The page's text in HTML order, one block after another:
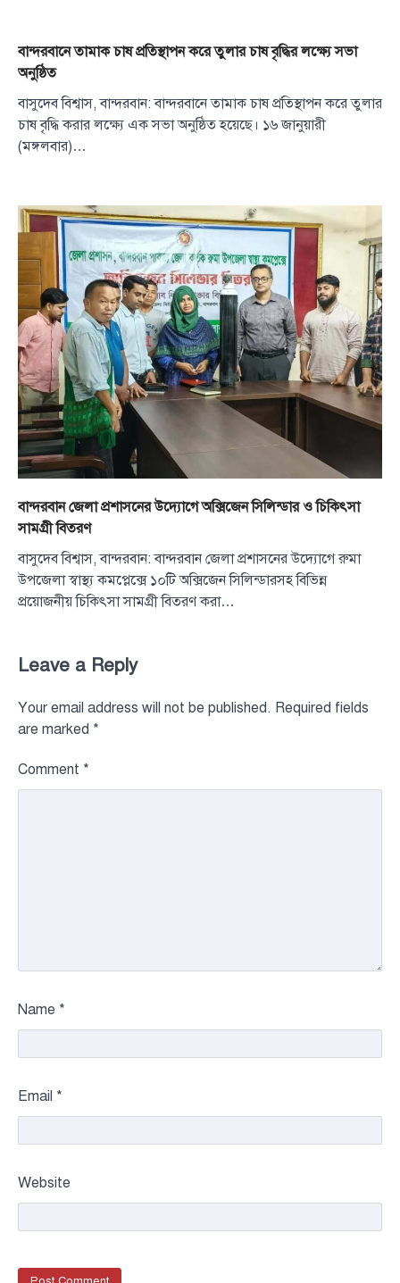
বান্দরবানে তামাক চাষ প্রতিস্থাপন করে তুলার চাষ বৃদ্ধির লক্ষ্যে সভা
অনুষ্ঠিত
বাসুদেব বিশ্বাস, বান্দরবান: বান্দরবানে তামাক চাষ প্রতিস্থাপন করে তুলার
চাষ বৃদ্ধি করার লক্ষ্যে এক সভা অনুষ্ঠিত হয়েছে। ১৬ জানুয়ারী
(মঙ্গলবার)…
বান্দরবান জেলা প্রশাসনের উদ্যোগে অক্সিজেন সিলিন্ডার ও চিকিৎসা
সামগ্রী বিতরণ
বাসুদেব বিশ্বাস, বান্দরবান: বান্দরবান জেলা প্রশাসনের উদ্যোগে রুমা
উপজেলা স্বাস্থ্য কমপ্লেক্সে ১০টি অক্সিজেন সিলিন্ডারসহ বিভিন্ন
প্রয়োজনীয় চিকিৎসা সামগ্রী বিতরণ করা…
Leave a Reply
Your email address will not be published. Required fields
are marked *
Comment *
Name *
Email *
Website